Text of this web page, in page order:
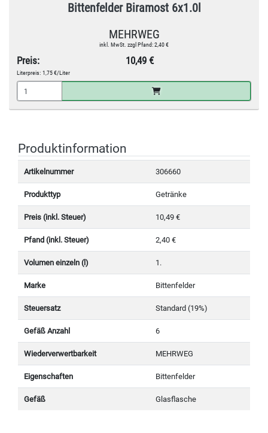
Bittenfelder Biramost 6x1.0l
MEHRWEG
inkl. MwSt. zzgl Pfand: 2,40 €
Preis: 10,49 €
Literpreis: 1,75 €/Liter
Produktinformation
Artikelnummer 306660
Produkttyp Getränke
Preis (inkl. Steuer) 10,49 €
Pfand (inkl. Steuer) 2,40 €
Volumen einzeln (l) 1.
Marke Bittenfelder
Steuersatz Standard (19%)
Gefäß Anzahl 6
Wiederverwertbarkeit MEHRWEG
Eigenschaften Bittenfelder
Gefäß Glasflasche